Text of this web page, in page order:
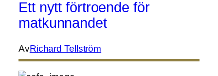
Ett nytt förtroende för
matkunnandet
AvRichard Tellström